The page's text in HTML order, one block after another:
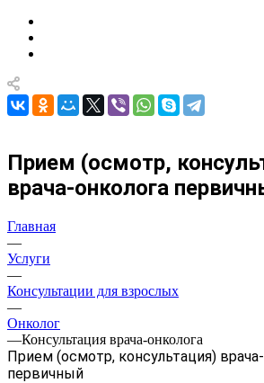
Прием (осмотр,
врача-онколога
Главная
—
Услуги
—
Консультации для взрослых
—
Онколог
—Консультация врача-онколога
Прием (осмотр, консультация)
первичный